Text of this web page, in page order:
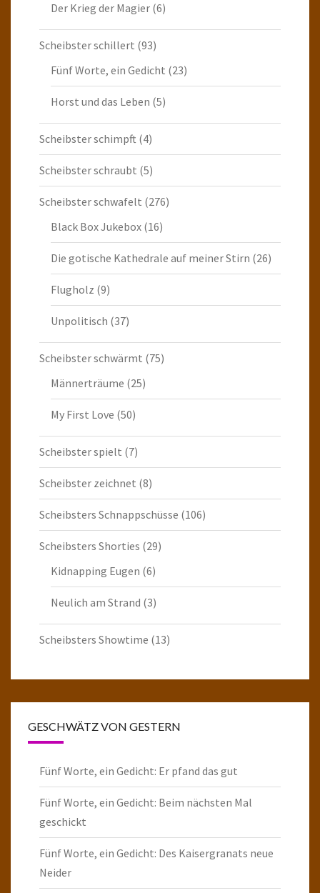
Der Krieg der Magier (6)
Scheibster schillert (93)
Fünf Worte, ein Gedicht (23)
Horst und das Leben (5)
Scheibster schimpft (4)
Scheibster schraubt (5)
Scheibster schwafelt (276)
Black Box Jukebox (16)
Die gotische Kathedrale auf meiner Stirn (26)
Flugholz (9)
Unpolitisch (37)
Scheibster schwärmt (75)
Männerträume (25)
My First Love (50)
Scheibster spielt (7)
Scheibster zeichnet (8)
Scheibsters Schnappschüsse (106)
Scheibsters Shorties (29)
Kidnapping Eugen (6)
Neulich am Strand (3)
Scheibsters Showtime (13)
GESCHWÄTZ VON GESTERN
Fünf Worte, ein Gedicht: Er pfand das gut
Fünf Worte, ein Gedicht: Beim nächsten Mal
geschickt
Fünf Worte, ein Gedicht: Des Kaisergranats neue
Neider